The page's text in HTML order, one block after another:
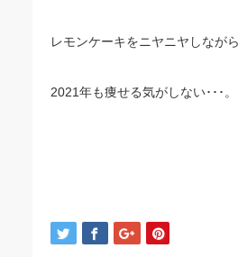
レモンケーキをニヤニヤしなが
2021年も痩せる気がしない･･･。